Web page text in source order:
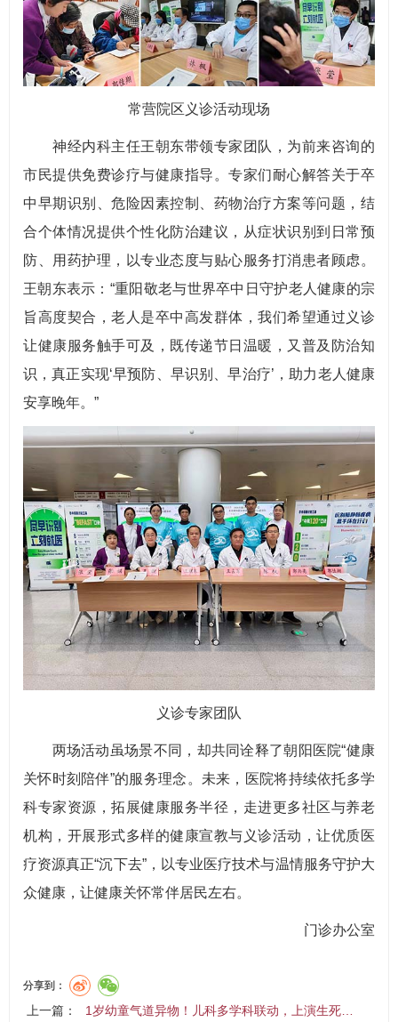
常营院区义诊活动现场
神经内科主任王朝东带领专家团队，为前来咨询的
市民提供免费诊疗与健康指导。专家们耐心解答关于卒
中早期识别、危险因素控制、药物治疗方案等问题，结
合个体情况提供个性化防治建议，从症状识别到日常预
防、用药护理，以专业态度与贴心服务打消患者顾虑。
王朝东表示：“重阳敬老与世界卒中日守护老人健康的宗
旨高度契合，老人是卒中高发群体，我们希望通过义诊
让健康服务触手可及，既传递节日温暖，又普及防治知
识，真正实现‘早预防、早识别、早治疗’，助力老人健康
安享晚年。”
义诊专家团队
两场活动虽场景不同，却共同诠释了朝阳医院“健康
关怀时刻陪伴”的服务理念。未来，医院将持续依托多学
科专家资源，拓展健康服务半径，走进更多社区与养老
机构，开展形式多样的健康宣教与义诊活动，让优质医
疗资源真正“沉下去”，以专业医疗技术与温情服务守护大
众健康，让健康关怀常伴居民左右。
门诊办公室
分享到：
上一篇： 1岁幼童气道异物！儿科多学科联动，上演生死…